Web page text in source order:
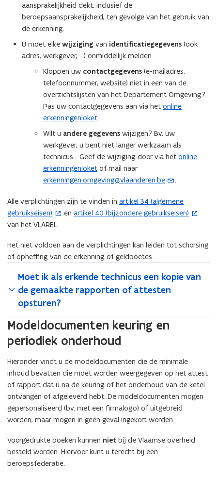
aansprakelijkheid dekt, inclusief de
beroepsaansprakelijkheid, ten gevolge van het gebruik van
de erkenning.
U moet elke wijziging van identificatiegegevens (ook
adres, werkgever, ...) onmiddellijk melden.
Kloppen uw contactgegevens (e-mailadres,
telefoonnummer, website) niet in een van de
overzichtslijsten van het Departement Omgeving?
Pas uw contactgegevens aan via het online
erkenningenloket.
Wilt u andere gegevens wijzigen? Bv. uw
werkgever, u bent niet langer werkzaam als
technicus… Geef de wijziging door via het online
erkenningenloket of mail naar
erkenningen.omgeving@vlaanderen.be
(
p
e
n
i
n
u
-
m
a
i
a
p
p
i
c
a
t
i
.
Alle verplichtingen zijn te vinden in artikel 34 (algemene
gebruikseisen)
(
o
n
t
n
n
e
u
w
e
n
s
t
e
en artikel 40 (bijzondere gebruikseisen)
(
e
n
t
i
n
i
e
u
v
e
n
s
t
e
van het VLAREL.
Het niet voldoen aan de verplichtingen kan leiden tot schorsing
of opheffing van de erkenning of geldboetes.
Moet ik als erkende technicus een kopie van
de gemaakte rapporten of attesten
opsturen?
Modeldocumenten keuring en
periodiek onderhoud
Hieronder vindt u de modeldocumenten die de minimale
inhoud bevatten die moet worden weergegeven op het attest
of rapport dat u na de keuring of het onderhoud van de ketel
ontvangen of afgeleverd hebt. De modeldocumenten mogen
gepersonaliseerd (bv. met een firmalogo) of uitgebreid
worden, maar mogen in geen geval ingekort worden.
Voorgedrukte boeken kunnen niet bij de Vlaamse overheid
besteld worden. Hiervoor kunt u terecht bij een
beroepsfederatie.